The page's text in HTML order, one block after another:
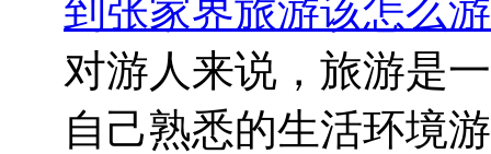
到张家界旅游该怎么
对游人来说，旅游是
自己熟悉的生活环境